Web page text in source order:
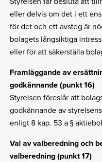
eller delvis om det i ett
för det och ett avsteg är
bolagets långsiktiga
eller för att säkerställa
Framläggande av
godkännande (punkt 16)
Styrelsen föreslår att
godkännande av
enligt 8 kap. 53 a §
Val av valberedning och
valberedning (punkt 17)